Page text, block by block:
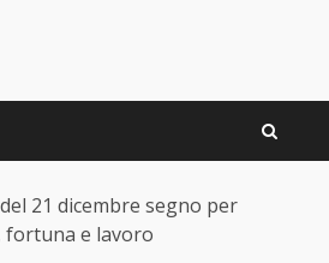
21 dicembre segno per
fortuna e lavoro